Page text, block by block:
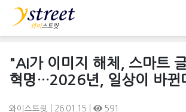
"AI가 이미지 해체, 스마트
혁명…2026년, 일상이 바뀐
와이스트릿 | 26.01.15 | 591